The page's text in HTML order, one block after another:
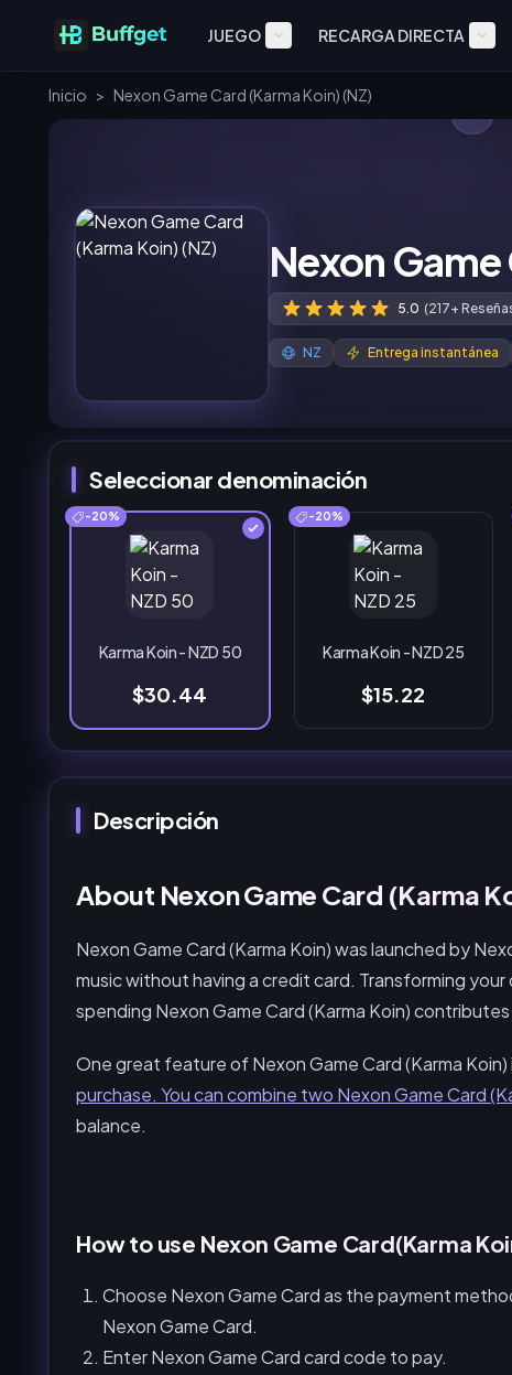
JUEGO RECARGA DIRECTA
Inicio > Nexon Game Card (Karma Koin) (NZ)
Nexon
5.0 (217+
NZ Entrega instantánea
Seleccionar denominación
-20%
Karma Koin - NZD 50
$30.44
-20%
Karma Koin - NZD 25
$15.22
Descripción
About Nexon Game Card (Karma
Nexon Game Card (Karma Koin) was launched by
music without having a credit card. Transforming
spending Nexon Game Card (Karma Koin)
One great feature of Nexon Game Card (Karma Koin)
purchase. You cancombine two Nexon Game Card
balance.
How to use Nexon Game Card(Karma
Choose Nexon Game Card as the payment
Nexon Game Card.
Enter Nexon Game Card card code to pay.